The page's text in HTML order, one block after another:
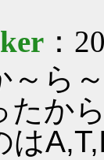
：
～ら
たか
は